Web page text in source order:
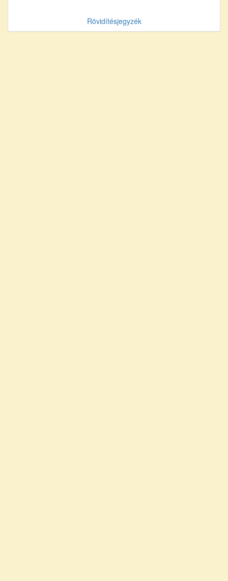
Rövidítésjegyzék